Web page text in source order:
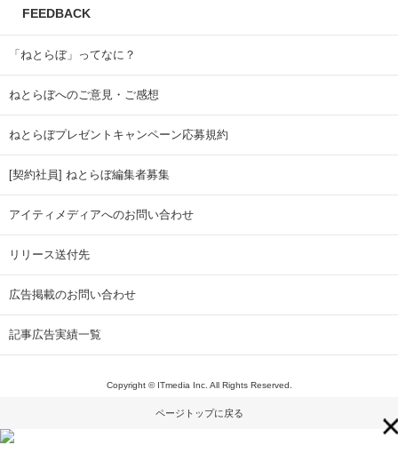
FEEDBACK
「ねとらぼ」ってなに？
ねとらぼへのご意見・ご感想
ねとらぼプレゼントキャンペーン応募規約
[契約社員] ねとらぼ編集者募集
アイティメディアへのお問い合わせ
リリース送付先
広告掲載のお問い合わせ
記事広告実績一覧
Copyright © ITmedia Inc. All Rights Reserved.
ページトップに戻る